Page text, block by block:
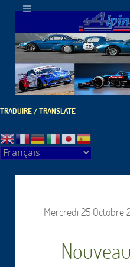
TRADUIRE / TRANSLATE
Mercredi 25 Octobre